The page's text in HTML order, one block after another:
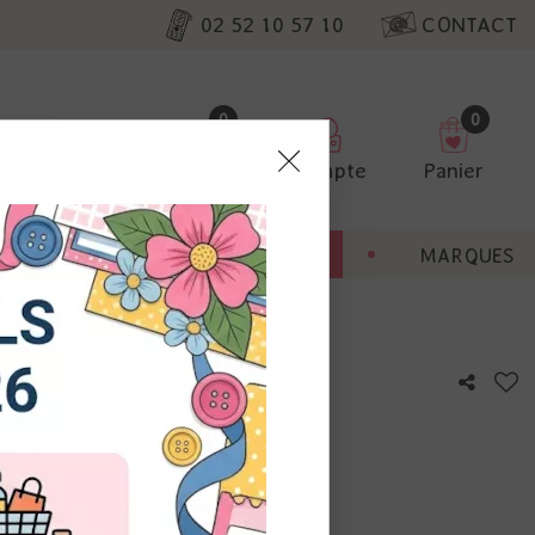
02 52 10 57 10 CONTACT
0
Compte
0
Panier
BONNES AFFAIRES MARQUES
festonnée diamant
avis !
nos
non
Vous
à droite